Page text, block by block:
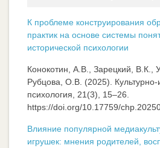
К проблеме конструирования
практик на основе системы
исторической психологии
Конокотин, А.В., Зарецкий, В.К.,
Рубцова, О.В. (2025). Культурно-
психология, 21(3), 15–26.
https://doi.org/10.17759/
Влияние популярной
игрушек: мнения родителей,